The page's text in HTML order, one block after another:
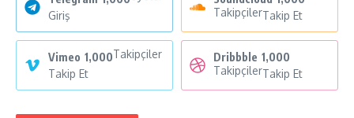
Giriş
TakipçilerTakip Et
Vimeo 1,000Takipçiler
Takip Et
Dribbble 1,000
TakipçilerTakip Et